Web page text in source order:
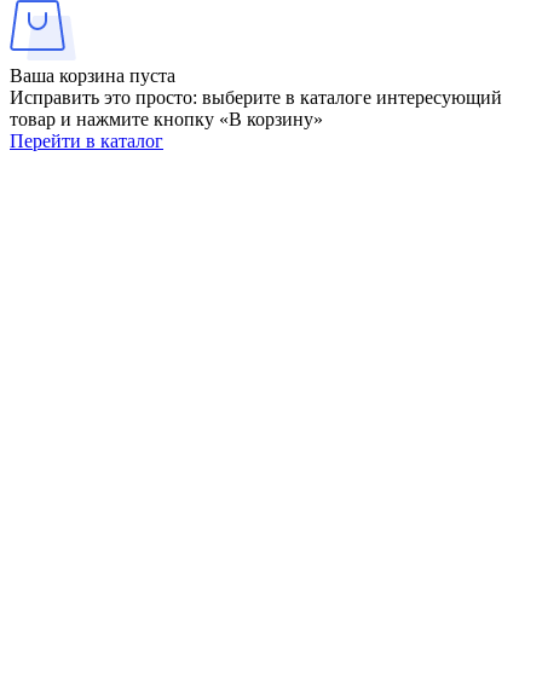
Ваша корзина пуста
Исправить это просто: выберите в каталоге интересующий
товар и нажмите кнопку «В корзину»
Перейти в каталог